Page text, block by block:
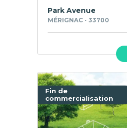
Park Avenue
MÉRIGNAC - 33700
Fin de
commercialisation